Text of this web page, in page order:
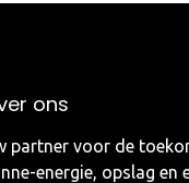
ons
partner voor de
energie, opslag en